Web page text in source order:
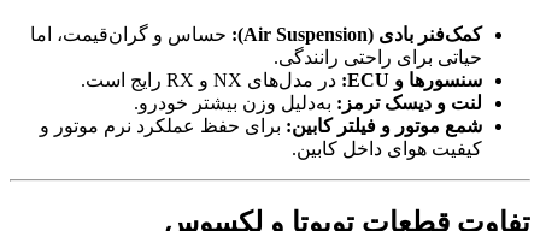
کمک‌فنر بادی (Air Suspension):
حساس و گران‌قیمت، اما
حیاتی برای راحتی رانندگی.
سنسورها و ECU:
در مدل‌های NX و RX رایج است.
لنت و دیسک ترمز: به‌دلیل وزن بیشتر خودرو.
شمع موتور و فیلتر کابین: برای حفظ عملکرد نرم موتور و
کیفیت هوای داخل کابین.
تفاوت قطعات تویوتا و لکسوس